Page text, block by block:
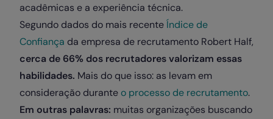
acadêmicas e a experiência técnica.
Segundo dados do mais recenteÍndice de
Confiança da empresa de recrutamento Robert Half,
cerca de 66% dos recrutadores valorizam essas
habilidades. Mais do que isso: as levam em
consideração durante o processo de recrutamento.
Em outras palavras: muitas organizações buscando